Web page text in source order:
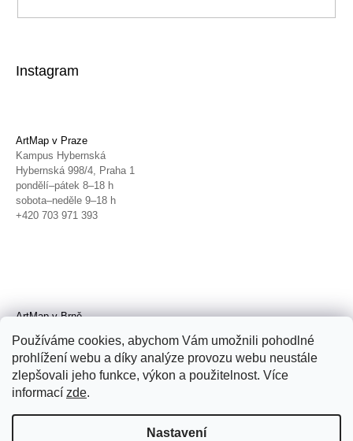
Používáme cookies, abychom Vám umožnili pohodlné
prohlížení webu a díky analýze provozu webu neustále
zlepšovali jeho funkce, výkon a použitelnost. Více
informací zde.
Nastavení
Instagram
ArtMap v Praze
Kampus Hybernská
Hybernská 998/4, Praha 1
pondělí–pátek 8–18 h
sobota–neděle 9–18 h
+420 703 971 393
ArtMap v Brně
Radnická 4, Brno
úterý–pátek 11–19 h
sobota 14–19 h
+420 702 152 298